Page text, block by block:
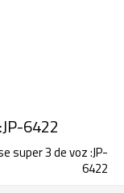
6422
super 3 de voz :JP-
6422